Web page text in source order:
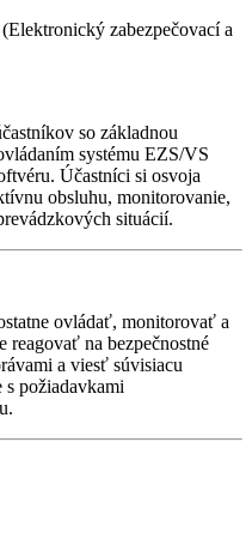
zabezpečovací a
so základnou
systému EZS/VS
Účastníci si osvoja
obsluhu, monitorovanie,
situácií.
ovládať, monitorovať a
na bezpečnostné
a viesť súvisiacu
s požiadavkami